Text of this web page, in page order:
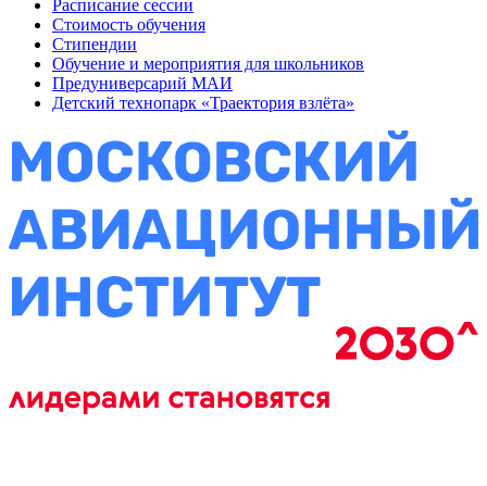
Расписание сессии
Стоимость обучения
Стипендии
Обучение и мероприятия для школьников
Предуниверсарий МАИ
Детский технопарк «Траектория взлёта»